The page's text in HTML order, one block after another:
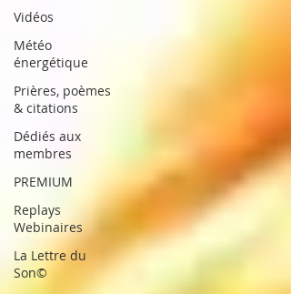
Vidéos
Météo
énergétique
Prières, poèmes
& citations
Dédiés aux
membres
PREMIUM
Replays
Webinaires
La Lettre du
Son©